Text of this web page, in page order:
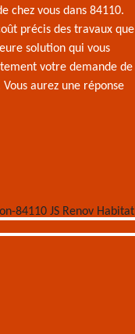
chez vous dans 84110.
précis des travaux que
solution qui vous
votre demande de
aurez une réponse